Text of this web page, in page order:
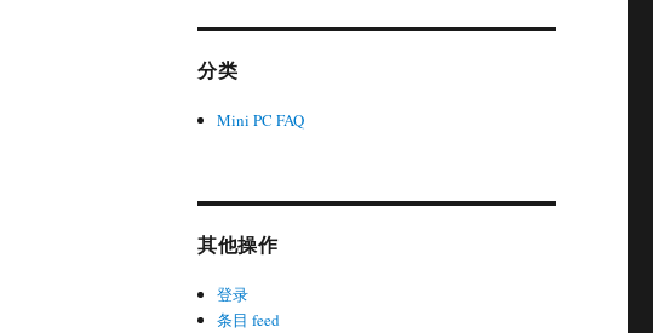
分类
Mini PC FAQ
其他操作
登录
条目 feed